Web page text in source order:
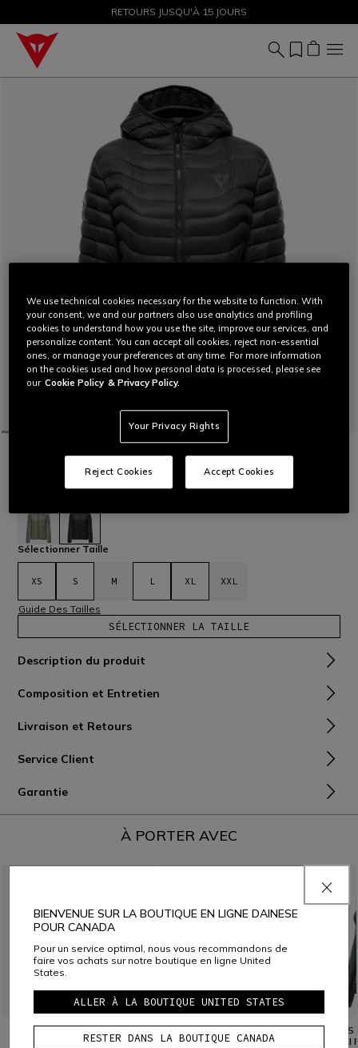
SOLDES JUSQU'À-50 % – ACHETEZ MAINTENANT
RETOURS JUSQU'À 15 JOURS
OUTLET SKI BLOUSONS
DOUDOUNE LÉGÈRE DE SKI FEMME
C$ 160,30 -30%
sélectionné
Sélectionner Taille
XS S M L XL XXL
Guide Des Tailles
SÉLECTIONNER LA TAILLE
Description du produit
Composition et Entretien
Livraison et Retours
Service Client
Garantie
À PORTER AVEC
TAILLES LIMITÉES
THERMO LS MAILLOT
THERMIQUE DE SKI FEMME
DRY LS
DE SKI
BIENVENUE SUR LA BOUTIQUE EN LIGNE DAINESE
POUR CANADA
Pour un service optimal, nous vous recommandons de
faire vos achats sur notre boutique en ligne United
States.
ALLER À LA BOUTIQUE UNITED STATES
RESTER DANS LA BOUTIQUE CANADA
We use technical cookies necessary for the website to function. With
your consent, we and our partners also use analytics and profiling
cookies to understand how you use the site, improve our services, and
personalize content. You can accept all cookies, reject non-essential
ones, or manage your preferences at any time. For more information
on the cookies used and how personal data is processed, please see
our Cookie Policy & Privacy Policy.
Your Privacy Rights
Reject Cookies Accept Cookies